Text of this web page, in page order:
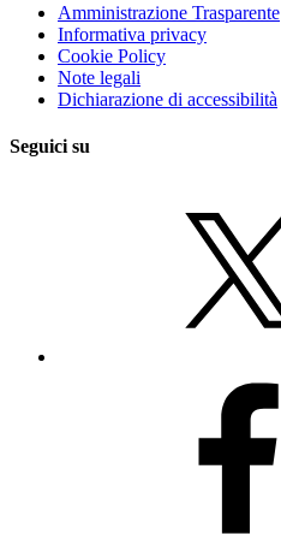
Amministrazione Trasparente
Informativa privacy
Cookie Policy
Note legali
Dichiarazione di accessibilità
Seguici su